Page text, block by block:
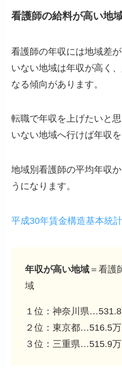
看護師の給料が高い地
看護師の年収には地域差
いない地域は年収が高く
なる傾向があります。
転職で年収を上げたいと
いない地域へ行けば年収を
地域別看護師の平均年収
うになります。
平成30年賃金構造基本統
年収が高い地域 ＝看護
域
１位：神奈川県
２位：東京都…516.5
３位：三重県…515.9